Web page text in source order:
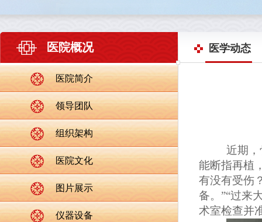
医学动态
医院概况
近期
能断指再植
有没有受伤
备。”“过来
术室检查并
医院简介
领导团队
组织架构
医院文化
图片展示
仪器设备